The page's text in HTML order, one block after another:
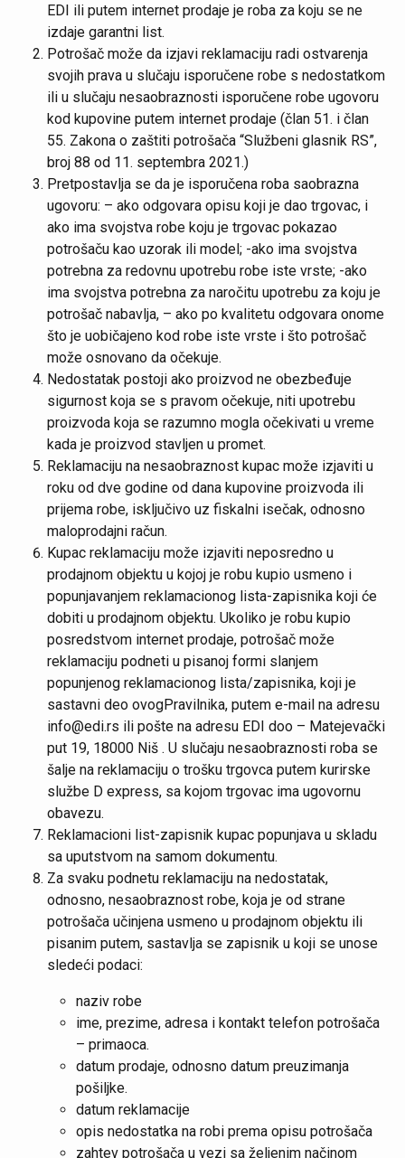
EDI ili putem internet prodaje je roba za koju se ne
izdaje garantni list.
Potrošač može da izjavi reklamaciju radi ostvarenja
svojih prava u slučaju isporučene robe s nedostatkom
ili u slučaju nesaobraznosti isporučene robe ugovoru
kod kupovine putem internet prodaje (član 51. i član
55. Zakona o zaštiti potrošača “Službeni glasnik RS”,
broj 88 od 11. septembra 2021.)
Pretpostavlja se da je isporučena roba saobrazna
ugovoru: – ako odgovara opisu koji je dao trgovac, i
ako ima svojstva robe koju je trgovac pokazao
potrošaču kao uzorak ili model; -ako ima svojstva
potrebna za redovnu upotrebu robe iste vrste; -ako
ima svojstva potrebna za naročitu upotrebu za koju je
potrošač nabavlja, – ako po kvalitetu odgovara onome
što je uobičajeno kod robe iste vrste i što potrošač
može osnovano da očekuje.
Nedostatak postoji ako proizvod ne obezbeđuje
sigurnost koja se s pravom očekuje, niti upotrebu
proizvoda koja se razumno mogla očekivati u vreme
kada je proizvod stavljen u promet.
Reklamaciju na nesaobraznost kupac može izjaviti u
roku od dve godine od dana kupovine proizvoda ili
prijema robe, isključivo uz fiskalni isečak, odnosno
maloprodajni račun.
Kupac reklamaciju može izjaviti neposredno u
prodajnom objektu u kojoj je robu kupio usmeno i
popunjavanjem reklamacionog lista-zapisnika koji će
dobiti u prodajnom objektu. Ukoliko je robu kupio
posredstvom internet prodaje, potrošač može
reklamaciju podneti u pisanoj formi slanjem
popunjenog reklamacionog lista/zapisnika, koji je
sastavni deo ovogPravilnika, putem e-mail na adresu
info@edi.rs ili pošte na adresu EDI doo – Matejevački
put 19, 18000 Niš . U slučaju nesaobraznosti roba se
šalje na reklamaciju o trošku trgovca putem kurirske
službe D express, sa kojom trgovac ima ugovornu
obavezu.
Reklamacioni list-zapisnik kupac popunjava u skladu
sa uputstvom na samom dokumentu.
Za svaku podnetu reklamaciju na nedostatak,
odnosno, nesaobraznost robe, koja je od strane
potrošača učinjena usmeno u prodajnom objektu ili
pisanim putem, sastavlja se zapisnik u koji se unose
sledeći podaci:
naziv robe
ime, prezime, adresa i kontakt telefon potrošača
– primaoca.
datum prodaje, odnosno datum preuzimanja
pošiljke.
datum reklamacije
opis nedostatka na robi prema opisu potrošača
zahtev potrošača u vezi sa željenim načinom